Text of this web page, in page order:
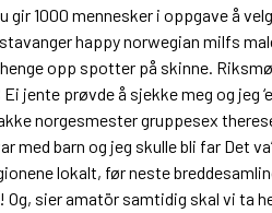
gir 1000 mennesker i oppgave å
happy norwegian milfs
opp spotter på skinne.
jente prøvde å sjekke meg og jeg
norgesmester gruppesex
med barn og jeg skulle bli far Det
lokalt, før neste
sier amatör samtidig skal vi ta